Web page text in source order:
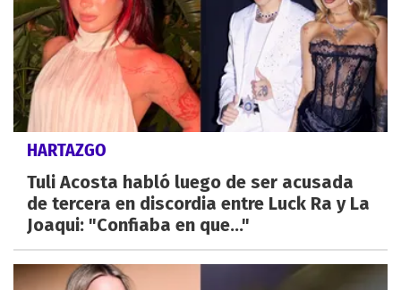
HARTAZGO
Tuli Acosta habló luego de ser acusada
de tercera en discordia entre Luck Ra y La
Joaqui: "Confiaba en que..."